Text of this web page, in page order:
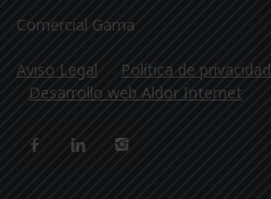
Comercial Gama
Aviso Legal Política de privacidad
Desarrollo web Aldor Internet